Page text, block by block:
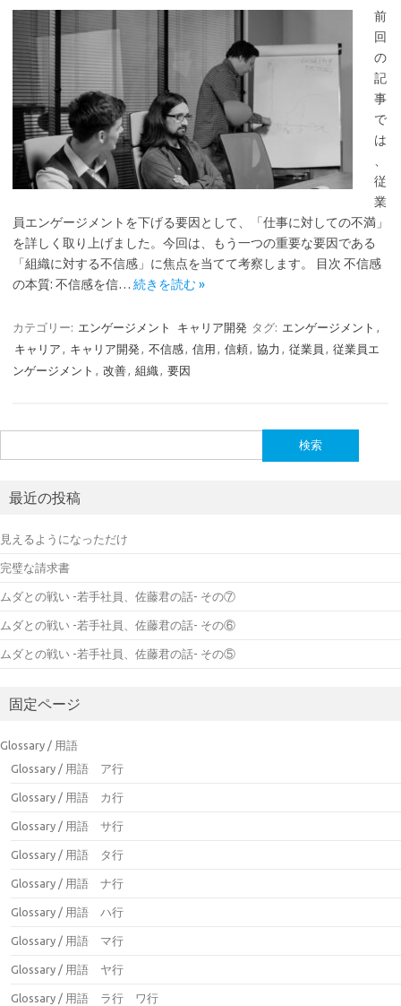
前
回
の
記
事
で
は
従
業
員エンゲージメントを下げる要因として、「仕事に対しての不満」
を詳しく取り上げました。今回は、もう一つの重要な要因である
「組織に対する不信感」に焦点を当てて考察します。 目次 不信感
の本質: 不信感を信… 続きを読む »
カテゴリー: エンゲージメント キャリア開発 タグ: エンゲージメント ,
キャリア , キャリア開発 , 不信感, 信用 , 信頼, 協力 , 従業員 , 従業員エ
ンゲージメント , 改善, 組織 , 要因
索:
最近の投稿
見えるようになっただけ
完璧な請求書
ムダとの戦い -若手社員、佐藤君の話- その⑦
ムダとの戦い -若手社員、佐藤君の話- その⑥
ムダとの戦い -若手社員、佐藤君の話- その⑤
固定ページ
Glossary / 用語
Glossary / 用語 ア行
Glossary / 用語 カ行
Glossary / 用語 サ行
Glossary / 用語 タ行
Glossary / 用語 ナ行
Glossary / 用語 ハ行
Glossary / 用語 マ行
Glossary / 用語 ヤ行
Glossary / 用語 ラ行 ワ行